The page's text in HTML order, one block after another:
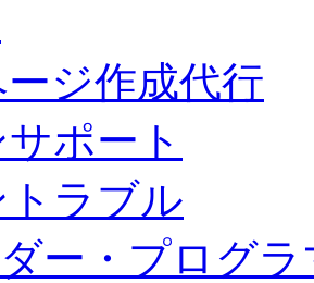
ジ作成代行
ポート
ラブル
ー・プログラ